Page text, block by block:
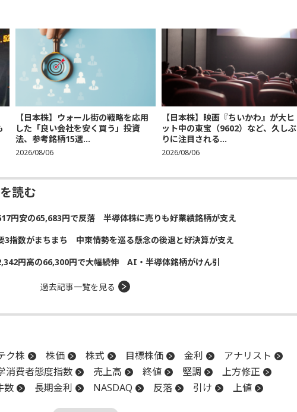
【日本株】ウォール街の戦略を応用
した「良い会社を安く買う」投資
法、参考銘柄15選...
2026/08/06
【日本株】映画『ちいかわ』が大ヒ
ット中の東宝（9602）など、久しぶ
りに注目される...
2026/08/06
読む
円安の65,683円で反落 半導体株に売りも好業績銘柄が支え
3指数がまちまち 中東情勢を巡る懸念の後退と好決算が支え
円高の66,300円で大幅続伸 AI・半導体銘柄がけん引
過去記事一覧を見る
ク株 株価 株式 目標株価 金利
アナリスト
消費者態度指数 売上高 終値 堅調
上方修正
数 長期金利 NASDAQ 反落 引け
上値